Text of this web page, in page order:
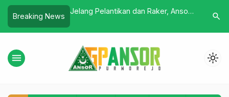
Breaking News
Ke-3
Jelang Pelantikan dan Raker, Ansor
Serap Aspirasi Kader
Ansorsearch
menu light_mode